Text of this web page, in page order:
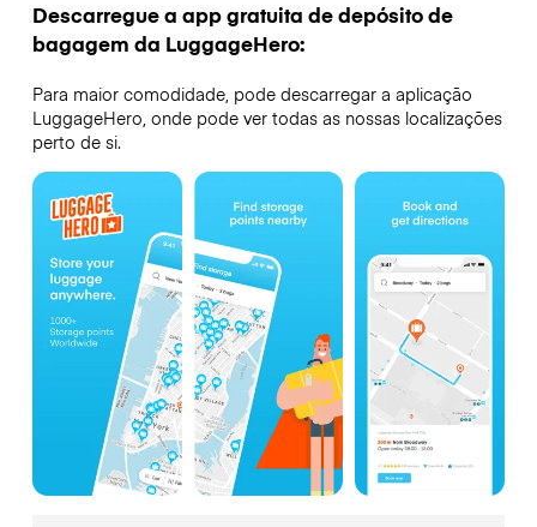
Descarregue a app gratuita de depósito de
bagagem da LuggageHero:
Para maior comodidade, pode descarregar a aplicação
LuggageHero, onde pode ver todas as nossas localizações
perto de si.